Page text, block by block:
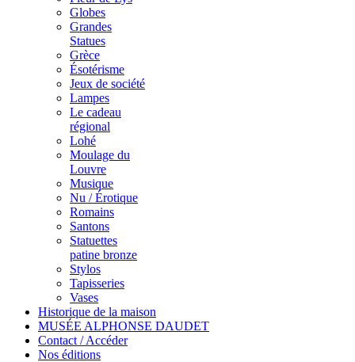
Globes
Grandes
Statues
Grèce
Ésotérisme
Jeux de société
Lampes
Le cadeau
régional
Lohé
Moulage du
Louvre
Musique
Nu / Érotique
Romains
Santons
Statuettes
patine bronze
Stylos
Tapisseries
Vases
Historique de la maison
MUSÉE ALPHONSE DAUDET
Contact / Accéder
Nos éditions